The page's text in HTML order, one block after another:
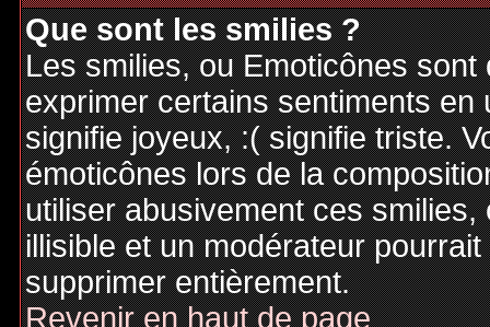
Que sont les smilies ?
Les smilies, ou Emoticônes
exprimer certains sentiments
signifie joyeux, :( signifie triste.
émoticônes lors de la
utiliser abusivement ces
illisible et un modérateur
supprimer entièrement.
Revenir en haut de page